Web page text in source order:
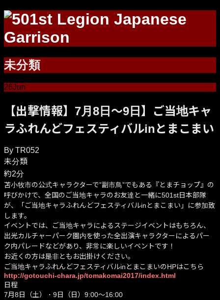
未分類
26Jun
【出撃情報】7月8日～9日】ご当地キャ
ラふれんどフェスティバルinとまこまい
By TR052
未分類
約2分
苫小牧市の公式キャラクターで”副市鳥”でもある『とまチョップ』の
呼びかけで、全国のご当地キャラのお友達と一緒に501st日本部隊
が、「ご当地キャラふれんどフェスティバルinとまこまい」に参加致
します。
イベントでは、ご当地キャラによるステージイベントはもちろん、
出光カルチャーパーク園内を使った全出演キャラクターによるパー
ク内パレードなどがあり、非常に楽しいイベントです！
お近くの方は是非ともお出掛けください。
ご当地キャラふれんどフェスティバルinとまこまいのHPはこちら
http://gotouchi-chara.jp/tomakomai2017/index.html
日程
7月8日（土）・9日（日）9:00～16:00